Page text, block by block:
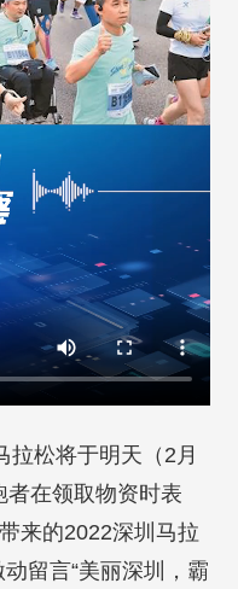
拉松将于明天（2月
者在领取物资时表
来的2022深圳马拉
留言“美丽深圳，霸